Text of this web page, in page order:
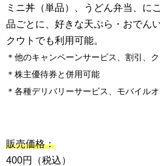
ミニ丼（単品）、うどん弁当、に
品ごとに、好きな天ぷら・おでん
クウトでも利用可能。
＊他のキャンペーンサービス、割引、
＊株主優待券と併用可能
＊各種デリバリーサービス、モバイル
販売価格：
400円（税込）